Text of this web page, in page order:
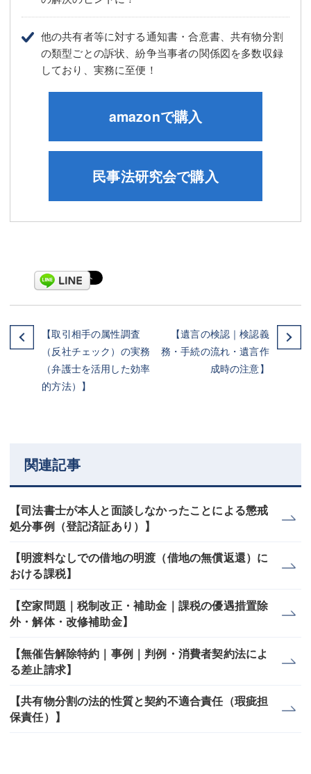
他の共有者等に対する通知書・合意書、共有物分割
の類型ごとの訴状、紛争当事者の関係図を多数収録
しており、実務に至便！
民事法研究会で購入
amazonで購入
【取引相手の属性調査
（反社チェック）の実務
（弁護士を活用した効率
的方法）】
【遺言の検認｜検認義
務・手続の流れ・遺言作
成時の注意】
関連記事
【司法書士が本人と面談しなかったことによる懲戒
処分事例（登記済証あり）】
【明渡料なしでの借地の明渡（借地の無償返還）に
おける課税】
【空家問題｜税制改正・補助金｜課税の優遇措置除
外・解体・改修補助金】
【無催告解除特約｜事例｜判例・消費者契約法によ
る差止請求】
【共有物分割の法的性質と契約不適合責任（瑕疵担
保責任）】